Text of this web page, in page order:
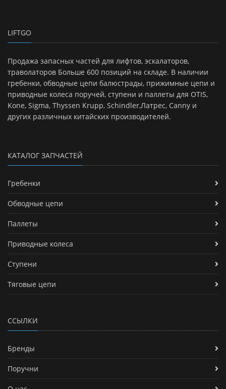
LIFTGO
Продажа запасных частей для лифтов, эскалаторов,
траволаторов Больше 600 позиций на складе. В наличии
гребенки, обводные цепи балюстрады, прижимные цепи и
приводные колеса поручей, ступени и паллеты для OTIS,
Kone, Sigma, Thyssen Krupp, Schindler,Латрес, Canny и
других различных китайских производителей.
КАТАЛОГ ЗАПЧАСТЕЙ
Гребенки
Обводные цепи
Паллеты
Приводные колеса
Ступени
Тяговые цепи
ССЫЛКИ
Бренды
Поручни